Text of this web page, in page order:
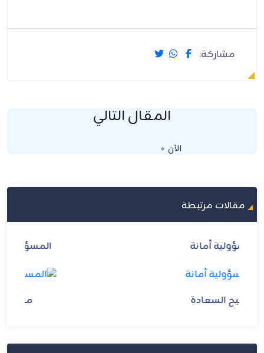
مشاركة:
المقال التالي
الآن Loading...
مقالات مرتبطة